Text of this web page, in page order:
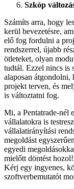
Szkóp
Számíts arra, hogy
kerül bevezetésre,
elő fog fordulni a
rendszerrel, újabb
ötleteket, olyan
tudtál. Ezzel nincs is
alaposan átgondolni,
projekt terven, és
is változtatni fog.
Mi, a Pentatrade-nél
vállalatokra is
vállalatirányítási
megoldást
egyedi
mielőtt döntést hozol!
Kérj egy ingyenes,
szoftverbemutatót